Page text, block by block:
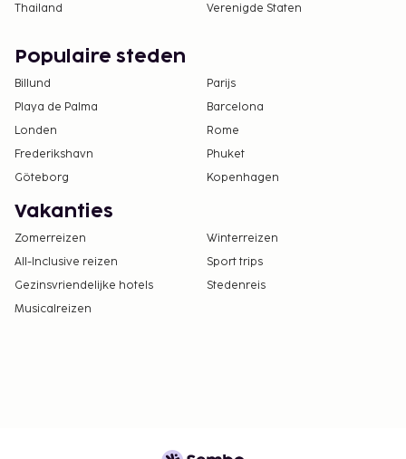
Thailand
Verenigde Staten
Populaire steden
Billund
Parijs
Playa de Palma
Barcelona
Londen
Rome
Frederikshavn
Phuket
Göteborg
Kopenhagen
Vakanties
Zomerreizen
Winterreizen
All-Inclusive reizen
Sport trips
Gezinsvriendelijke hotels
Stedenreis
Musicalreizen